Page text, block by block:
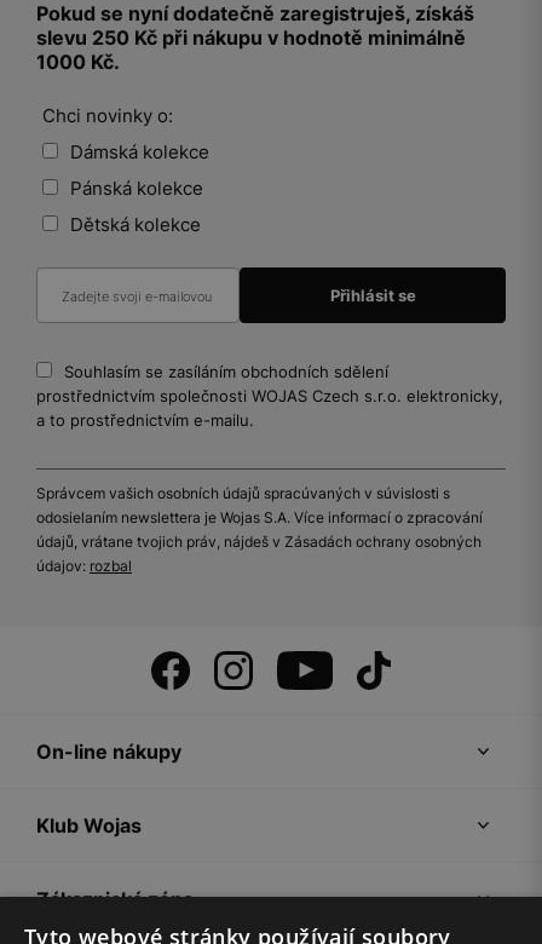
Pokud se nyní dodatečně zaregistruješ, získáš
slevu 250 Kč při nákupu v hodnotě minimálně
1000 Kč.
Chci novinky o:
Dámská kolekce
Pánská kolekce
Dětská kolekce
Souhlasím se zasíláním obchodních sdělení
prostřednictvím společnosti WOJAS Czech s.r.o. elektronicky,
a to prostřednictvím e-mailu.
Správcem vašich osobních údajů spracúvaných v súvislosti s
odosielaním newslettera je Wojas S.A. Více informací o zpracování
údajů, vrátane tvojich práv, nájdeš v Zásadách ochrany osobných
údajov: rozbal
On-line nákupy
Klub Wojas
Zákaznická zóna
Tyto webové stránky používají soubory